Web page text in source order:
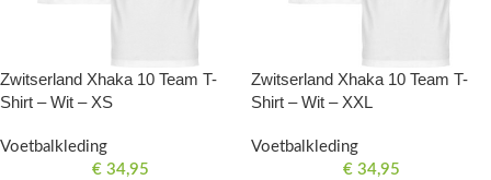
Zwitserland Xhaka 10 Team T-
Shirt – Wit – XS
Voetbalkleding
€34,95
Zwitserland Xhaka 10 Team T-
Shirt – Wit – XXL
Voetbalkleding
€34,95